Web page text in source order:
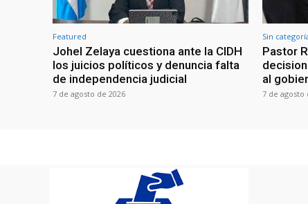
Featured
Johel Zelaya cuestiona ante la CIDH
los juicios políticos y denuncia falta
de independencia judicial
7 de agosto de 2026
Sin
Pastor
al
7 de agosto